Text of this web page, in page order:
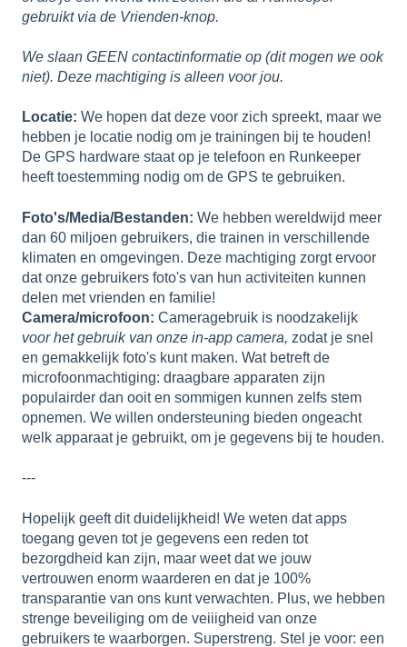
gebruikt via de Vrienden-knop.
We slaan GEEN contactinformatie op (dit mogen we ook
niet). Deze machtiging is alleen voor jou.
Locatie: We hopen dat deze voor zich spreekt, maar we
hebben je locatie nodig om je trainingen bij te houden!
De GPS hardware staat op je telefoon en Runkeeper
heeft toestemming nodig om de GPS te gebruiken.
Foto's/Media/Bestanden: We hebben wereldwijd meer
dan 60 miljoen gebruikers, die trainen in verschillende
klimaten en omgevingen. Deze machtiging zorgt ervoor
dat onze gebruikers foto's van hun activiteiten kunnen
delen met vrienden en familie!
Camera/microfoon: Cameragebruik is noodzakelijk
voor het gebruik van onze in-app camera, zodat je snel
en gemakkelijk foto's kunt maken. Wat betreft de
microfoonmachtiging: draagbare apparaten zijn
populairder dan ooit en sommigen kunnen zelfs stem
opnemen. We willen ondersteuning bieden ongeacht
welk apparaat je gebruikt, om je gegevens bij te houden.
---
Hopelijk geeft dit duidelijkheid! We weten dat apps
toegang geven tot je gegevens een reden tot
bezorgdheid kan zijn, maar weet dat we jouw
vertrouwen enorm waarderen en dat je 100%
transparantie van ons kunt verwachten. Plus, we hebben
strenge beveiliging om de veiiigheid van onze
gebruikers te waarborgen. Superstreng. Stel je voor: een